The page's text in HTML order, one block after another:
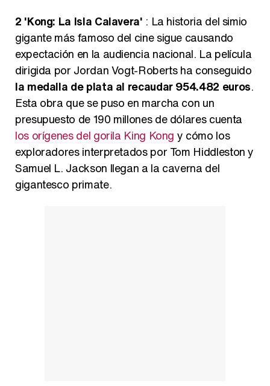
2 'Kong: La Isla Calavera' : La historia del simio
gigante más famoso del cine sigue causando
expectación en la audiencia nacional. La película
dirigida por Jordan Vogt-Roberts ha conseguido
la medalla de plata al recaudar 954.482 euros.
Esta obra que se puso en marcha con un
presupuesto de 190 millones de dólares cuenta
los orígenes del gorila King Kong y cómo los
exploradores interpretados por Tom Hiddleston y
Samuel L. Jackson llegan a la caverna del
gigantesco primate.